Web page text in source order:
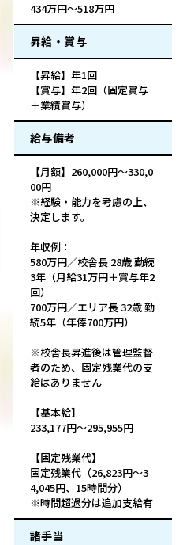
434万円～518万円
昇給・賞与
【昇給】年1回
【賞与】年2回（固定賞与
＋業績賞与）
給与備考
【月額】260,000円～330,0
00円
※経験・能力を考慮の上、
決定します。
年収例：
580万円／校舎長 28歳 勤続
3年（月給31万円＋賞与年2
回）
700万円／エリア長 32歳 勤
続5年（年俸700万円）
※校舎長昇進後は管理監督
者のため、固定残業代の支
給はありません
【基本給】
233,177円～295,955円
【固定残業代】
固定残業代（26,823円～3
4,045円、15時間分）
※時間超過分は追加支給有
諸手当